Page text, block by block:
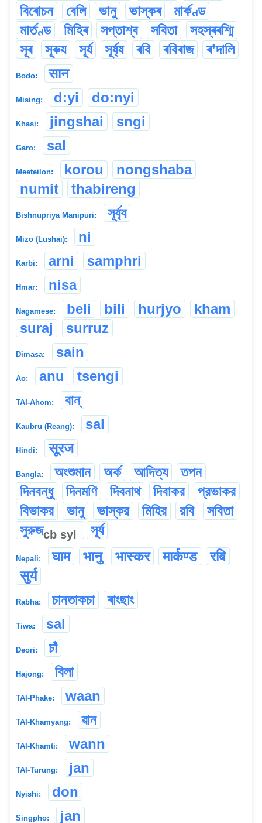
বিৰোচন
বেলি ভানু ভাস্কৰ
মাৰ্কণ্ড
মাৰ্তণ্ড
মিহিৰ সপ্তাশ্ব সবিতা
সহস্ৰৰশ্মি
সূৰ
সূৰুয সূৰ্য সূৰ্য্য ৰবি ৰবিৰাজ ৰ’দালি
Bodo: सान
Mising: d:yi do:nyi
Khasi: jingshai sngi
Garo: sal
Meeteilon: korou
nongshaba
numit
thabireng
Bishnupriya Manipuri: সূৰ্য্য
Mizo (Lushai): ni
Karbi: arni samphri
Hmar: nisa
Nagamese: beli bili hurjyo
kham
suraj
surruz
Dimasa: sain
Ao: anu tsengi
TAI-Ahom: বান্
Kaubru (Reang): sal
Hindi: सूरज
Bangla: অংশুমান অর্ক আদিত্য
তপন
দিনবন্ধু
দিনমণি দিবনাথ দিবাকর
প্রভাকর
বিভাকর
ভানু ভাস্কর মিহির রবি
সবিতা
সুরুজcb syl সূর্য
Nepali: घाम भानु भ‌ास्कर मार्कण्ड
रबि
सुर्य
Rabha: চানতাকচা ৰাংছাং
Tiwa: sal
Deori: চাঁ
Hajong: বিলা
TAI-Phake: waan
TAI-Khamyang: ৱান
TAI-Khamti: wann
TAI-Turung: jan
Nyishi: don
Singpho: jan